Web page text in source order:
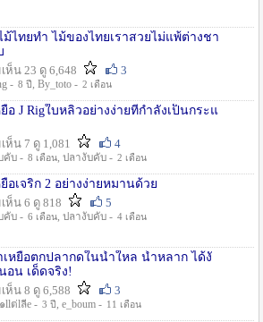
ไทยทำ ไม้ของไทยเราสวยไม่แพ้ต่างชา
ห็น 23 ดู 6,648
3
- 8 ปี , By_toto - 2 เดือน
อ J Rigใบหลิวอย่างง่ายที่กำลังเป็นกระแ
ห็น 7 ดู 1,081
4
คับ - 8 เดือน, ปลางับคับ - 2 เดือน
อเจริก 2 อย่างง่ายหมานด้วย
ห็น 6 ดู 818
5
คับ - 6 เดือน, ปลางับคับ - 4 เดือน
เหยื่อตกปลากดในน้ำใหล น้ำหลาก ได้งั
อน เด็ดจริง!
ห็น 8 ดู 6,588
3
llต่lลีe - 3 ปี , e_boum - 11 เดือน